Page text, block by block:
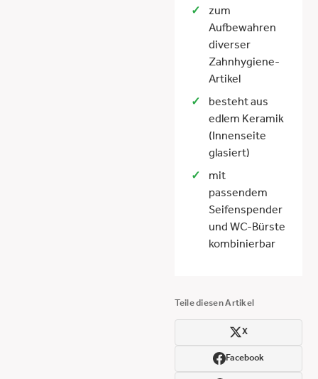
zum
Aufbewahren
diverser
Zahnhygiene-
Artikel
besteht aus
edlem Keramik
(Innenseite
glasiert)
mit
passendem
Seifenspender
und WC-Bürste
kombinierbar
Teile diesen Artikel
X
Facebook